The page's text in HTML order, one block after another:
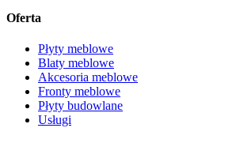
Oferta
Płyty meblowe
Blaty meblowe
Akcesoria meblowe
Fronty meblowe
Płyty budowlane
Usługi